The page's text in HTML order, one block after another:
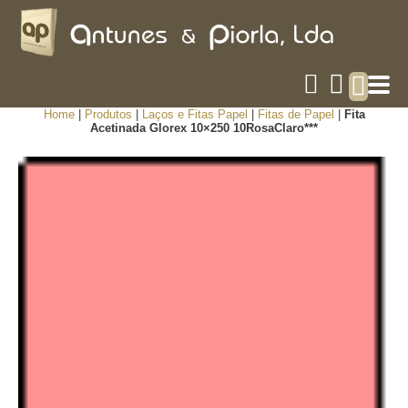
Home| Produtos Laços e Fitas Papel Fitas de Papel
Fita
Acetinada Glorex 10×250 10RosaClaro***